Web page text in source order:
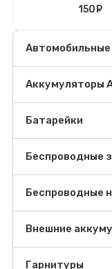
150
Автомобильные
Аккумуляторы
Батарейки
Беспроводные
Беспроводные
Внешние
Гарнитуры